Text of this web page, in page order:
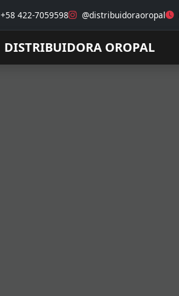
+58 422-7059598 @distribuidoraoropal
DISTRIBUIDORA OROPAL